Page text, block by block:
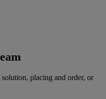
placing and order, or